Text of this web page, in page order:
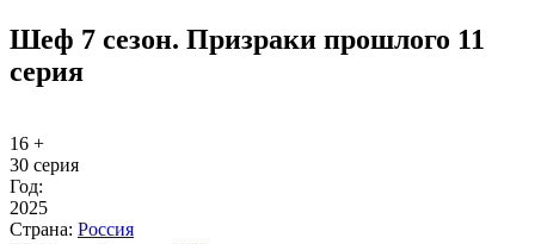
Шеф 7 сезон. Призраки прошлого 11
серия
16 +
30 серия
Год:
2025
Стра­на: Рос­сия